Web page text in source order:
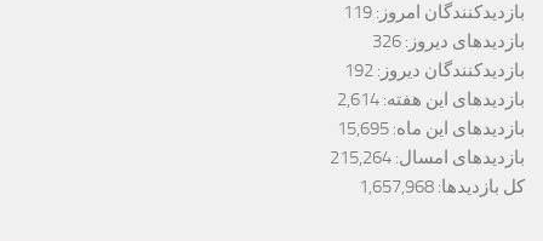
بازدیدکنندگان امروز: 119
بازدیدهای دیروز: 326
بازدیدکنندگان دیروز: 192
بازدیدهای این هفته: 2,614
بازدیدهای این ماه: 15,695
بازدیدهای امسال: 215,264
کل بازدیدها: 1,657,968